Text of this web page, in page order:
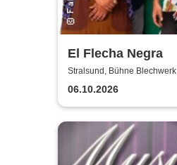
El Flecha Negra
Stralsund, Bühne Blechwerk
06.10.2026